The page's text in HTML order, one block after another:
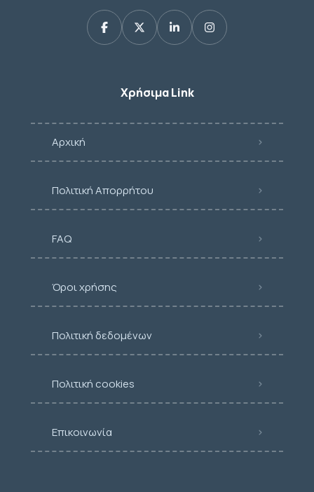
Χρήσιμα Link
Αρχική
Πολιτική Απορρήτου
FAQ
Όροι χρήσης
Πολιτική δεδομένων
Πολιτική cookies
Επικοινωνία